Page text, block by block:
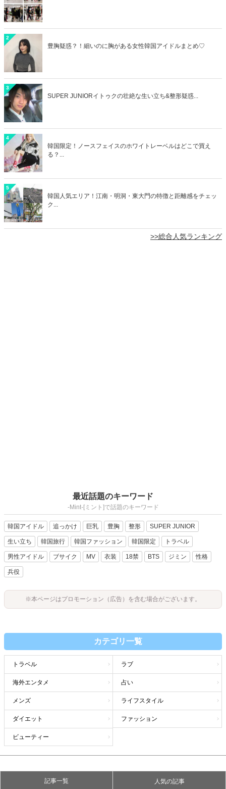
2
豊胸疑惑？！細いのに胸がある女性韓国アイドルまとめ♡
3
SUPER JUNIORイトゥクの壮絶な生い立ち&整形疑惑...
4
韓国限定！ノースフェイスのホワイトレーベルはどこで買え
る？...
5
韓国人気エリア！江南・明洞・東大門の特徴と距離感をチェッ
ク...
>>総合人気ランキング
最近話題のキーワード
-Mint-[ミント]で話題のキーワード
韓国アイドル 追っかけ 巨乳 豊胸 整形 SUPER JUNIOR
生い立ち 韓国旅行 韓国ファッション 韓国限定 トラベル
男性アイドル ブサイク MV 衣装 18禁 BTS ジミン 性格
兵役
※本ページはプロモーション（広告）を含む場合がございます。
カテゴリ一覧
トラベル ラブ
海外エンタメ 占い
メンズ ライフスタイル
ダイエット ファッション
ビューティー
記事一覧 人気の記事